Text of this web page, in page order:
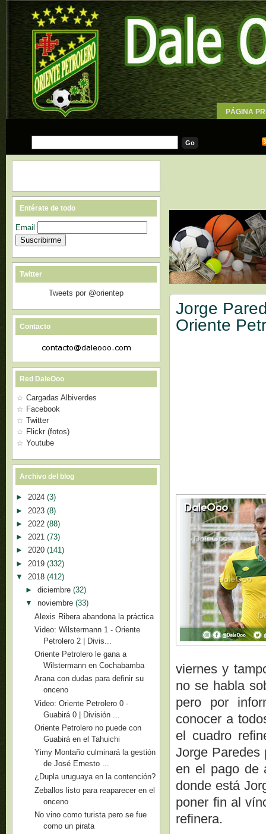
PÁGINA
Jorge
Oriente
viernes y
no se habla
pero por
conocer a
el cuadro
Jorge Paredes
en el pago de
donde está
poner fin al
refinera.
Entérate de todo
Email
Twitter
Tweets por @orientep
Contacto
Red DaleOoo
Cargadas Albiverdes
Facebook
Twitter
Flickr (fotos)
Youtube
Archivo del blog
► 2024 (3)
► 2023 (8)
► 2022 (88)
► 2021 (73)
► 2020 (141)
► 2019 (332)
▼ 2018 (412)
► diciembre (32)
▼ noviembre (33)
Alexis Ribera abandona la práctica
Video: Wilstermann 1 - Oriente
Petrolero 2 | Divis...
Oriente Petrolero le gana a
Wilstermann en Cochabamba
Arana con dudas para definir su
onceno
Video: Oriente Petrolero 0 -
Guabirá 0 | División ...
Oriente Petrolero no puede con
Guabirá en el Tahuichi
Yimy Montaño culminará la gestión
de José Ernesto ...
¿Dupla uruguaya en la contención?
Zeballos listo para reaparecer en el
onceno
No vino como turista pero se fue
como un pirata